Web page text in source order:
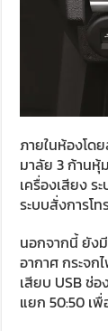
ภายในห้องโด
มาลัย 3 ก้าน
เครื่องเสียง
ระบบสั่งการโ
นอกจากนี้ ยัง
อากาศ กระจ
เสียบ USB ช่อ
แยก 50:50 เ